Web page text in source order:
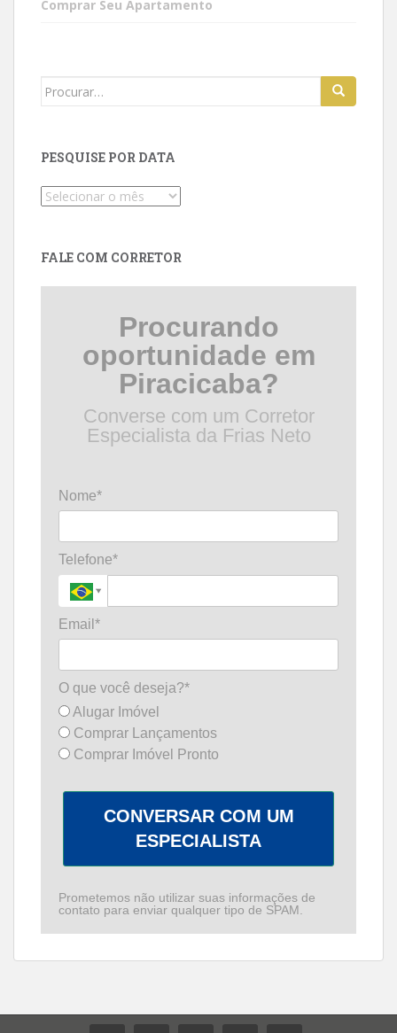
Comprar Seu Apartamento
Search
PESQUISE POR DATA
Pesquise
FALE COM CORRETOR
Procurando
oportunidade em
Piracicaba?
Converse com um Corretor
Especialista da Frias Neto
Nome*
Telefone*
Email*
O que você deseja?*
Alugar Imóvel
Comprar Lançamentos
Comprar Imóvel Pronto
CONVERSAR COM UM
ESPECIALISTA
Prometemos não utilizar suas informações de
contato para enviar qualquer tipo de SPAM.